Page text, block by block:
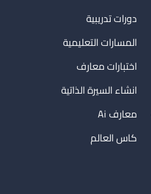
دورات تدريبية
المسارات التعليمية
اختبارات معارف
انشاء السيرة الذاتية
معارف Ai
كاس العالم